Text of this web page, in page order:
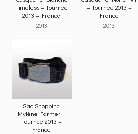
Timeless – Tournée
2013 – France
2013
– Tournée 2013 –
France
2013
Sac Shopping
Mylène Farmer –
Tournée 2013 –
France